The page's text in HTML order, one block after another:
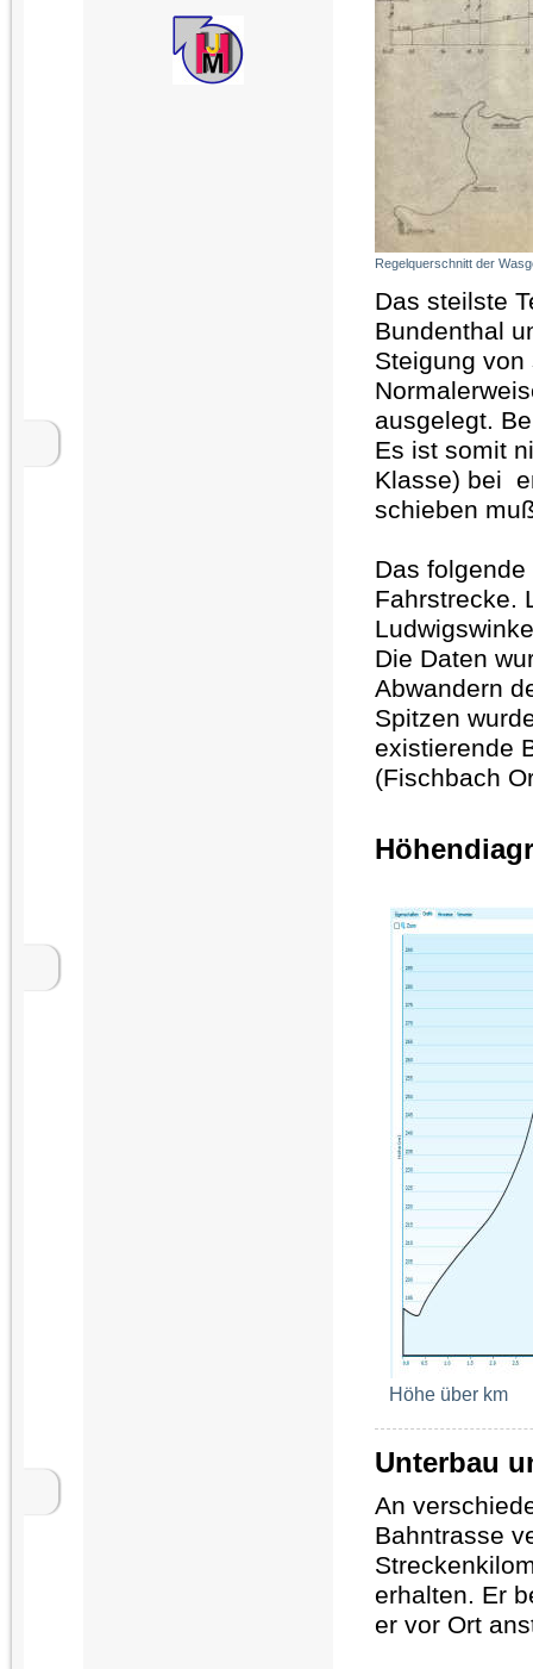
Regelquerschnitt der
Das steilste
Bundenthal
Steigung
ausgelegt.
Es ist somit
Klasse) bei
schieben
Das
Fahrstrecke.
Die Daten
Abwandern
Spitzen
existierende
(Fischbach
Höhe über km
Unterbau
An
Bahntrasse
erhalten. Er
er vor Ort